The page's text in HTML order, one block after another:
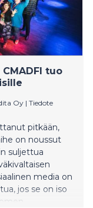
tuo
Oy | Tiedote
pitkään,
on noussut
suljettua
media on
jos se on iso